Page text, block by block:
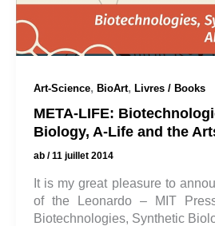
Art-Science, BioArt, Livres / Books
META-LIFE:
Biology, A-Life and the
ab /11 juillet 2014
It is my great pleasure to
of the Leonardo – MIT
Biotechnologies, Synthetic